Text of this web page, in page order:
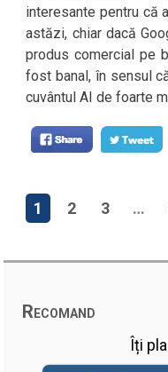
interesante pentru că
astăzi, chiar dacă
produs comercial pe
fost banal, în sensul
cuvântul AI de foarte
1 2 3 …
Recomand
Îți